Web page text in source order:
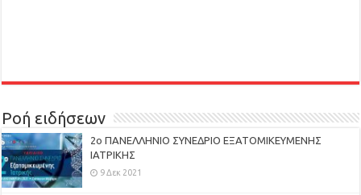
Ροή ειδήσεων
2ο ΠΑΝΕΛΛΗΝΙΟ ΣΥΝΕΔΡΙΟ ΕΞΑΤΟΜΙΚΕΥΜΕΝΗΣ
ΙΑΤΡΙΚΗΣ
9 Δεκ 2021